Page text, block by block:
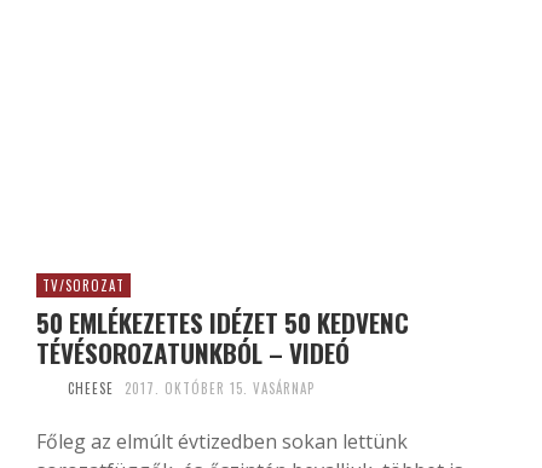
TV/SOROZAT
50 EMLÉKEZETES IDÉZET 50 KEDVENC
TÉVÉSOROZATUNKBÓL – VIDEÓ
CHEESE 2017. OKTÓBER 15. VASÁRNAP
Főleg az elmúlt évtizedben sokan lettünk